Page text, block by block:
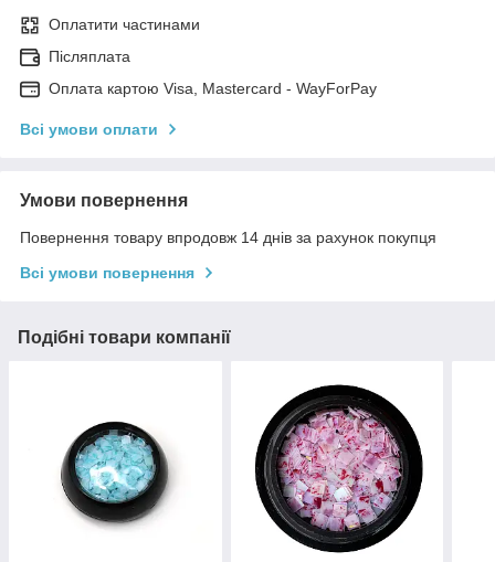
Оплатити частинами
Післяплата
Оплата картою Visa, Mastercard - WayForPay
Всі умови оплати
Умови повернення
Повернення товару впродовж 14 днів за рахунок покупця
Всі умови повернення
Подібні товари компанії